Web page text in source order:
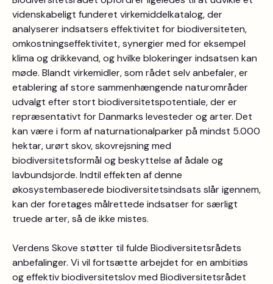
videnskabeligt funderet virkemiddelkatalog, der
analyserer indsatsers effektivitet for biodiversiteten,
omkostningseffektivitet, synergier med for eksempel
klima og drikkevand, og hvilke blokeringer indsatsen kan
møde. Blandt virkemidler, som rådet selv anbefaler, er
etablering af store sammenhængende naturområder
udvalgt efter stort biodiversitetspotentiale, der er
repræsentativt for Danmarks levesteder og arter. Det
kan være i form af naturnationalparker på mindst 5.000
hektar, urørt skov, skovrejsning med
biodiversitetsformål og beskyttelse af ådale og
lavbundsjorde. Indtil effekten af denne
økosystembaserede biodiversitetsindsats slår igennem,
kan der foretages målrettede indsatser for særligt
truede arter, så de ikke mistes.
Verdens Skove støtter til fulde Biodiversitetsrådets
anbefalinger. Vi vil fortsætte arbejdet for en ambitiøs
og effektiv biodiversitetslov med Biodiversitetsrådet